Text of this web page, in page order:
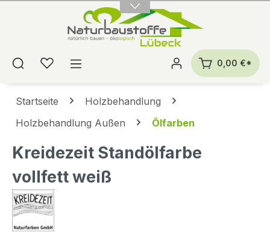
0,00 €*
Startseite
Holzbehandlung
Holzbehandlung Außen
Ölfarben
Kreidezeit Standölfarbe
vollfett weiß